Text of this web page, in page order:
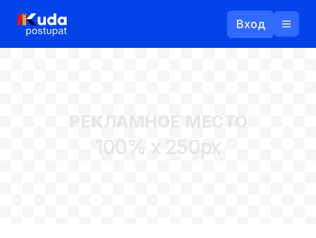
Вход
РЕКЛАМНОЕ МЕСТО
100% x 250px